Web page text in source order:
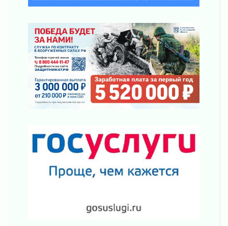
31 июля 2026
Маршрутами будущего — к заветной цели
31 июля 2026
«Корвет» на страже
31 июля 2026
Правила для жизни
31 июля 2026
В Шлиссельбурге прошла акция «Белый
кораблик Памяти»
Новые возможности для творчества